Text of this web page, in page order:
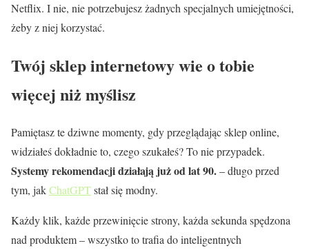
Netflix. I nie, nie potrzebujesz żadnych specjalnych umiejętności,
żeby z niej korzystać.
Twój sklep internetowy wie o tobie
więcej niż myślisz
Pamiętasz te dziwne momenty, gdy przeglądając sklep online,
widziałeś dokładnie to, czego szukałeś? To nie przypadek.
Systemy rekomendacji działają już od lat 90.– długo przed
tym, jakChatGPTstał się modny.
Każdy klik, każde przewinięcie strony, każda sekunda spędzona
nad produktem – wszystko to trafia do inteligentnych